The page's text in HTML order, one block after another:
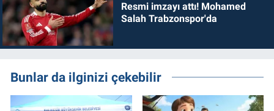
Resmi imzayı attı! Mohamed
Salah Trabzonspor'da
Bunlar da ilginizi çekebilir